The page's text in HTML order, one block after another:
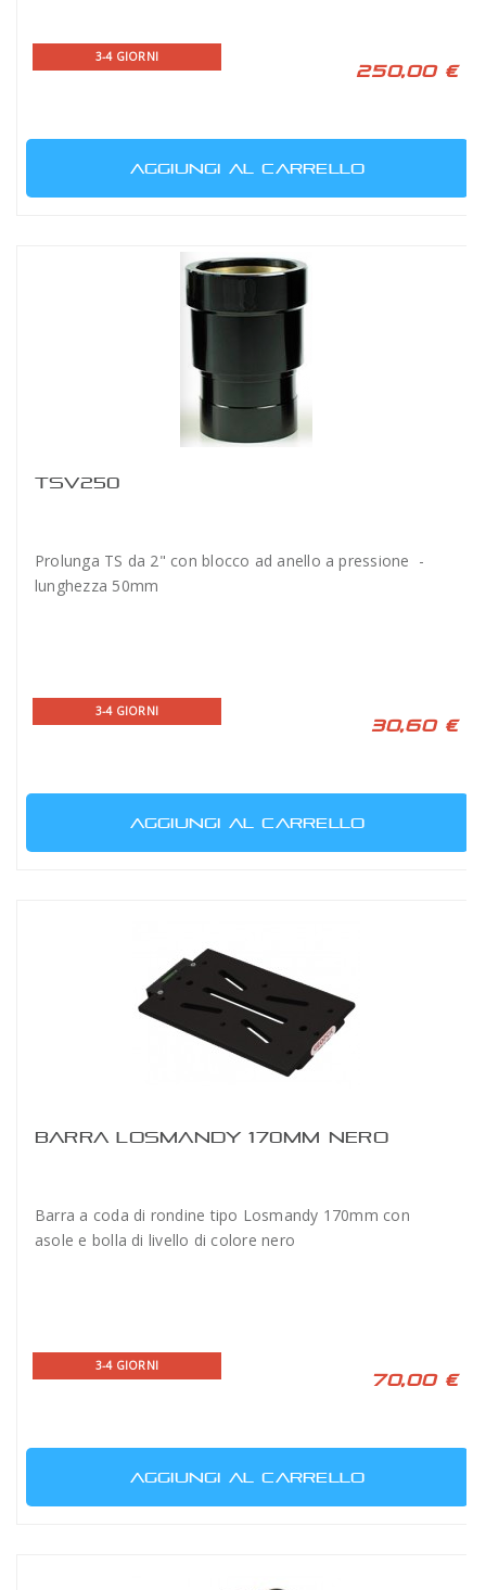
3-4 GIORNI
250,00 €
AGGIUNGI AL CARRELLO
TSV250
Prolunga TS da 2" con blocco ad anello a pressione -
lunghezza 50mm
3-4 GIORNI
30,60 €
AGGIUNGI AL CARRELLO
BARRA LOSMANDY 170MM NERO
Barra a coda di rondine tipo Losmandy 170mm con
asole e bolla di livello di colore nero
3-4 GIORNI
70,00 €
AGGIUNGI AL CARRELLO